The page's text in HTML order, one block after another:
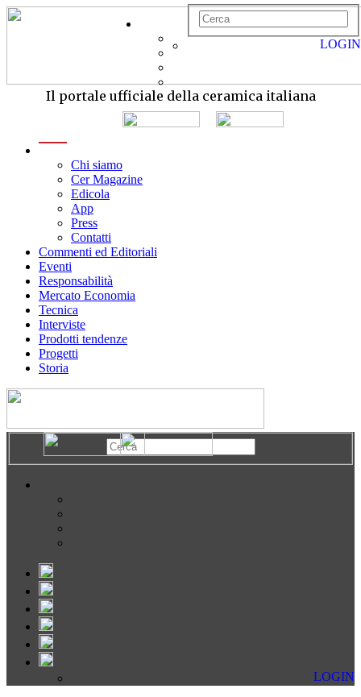
Il portale ufficiale della ceramica italiana
Chi siamo
Cer Magazine
Edicola
App
Press
Contatti
Commenti ed Editoriali
Eventi
Responsabilità
Mercato Economia
Tecnica
Interviste
Prodotti tendenze
Progetti
Storia
LOGIN
LOGIN